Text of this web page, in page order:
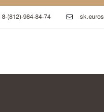
8-(812)-984-84-74